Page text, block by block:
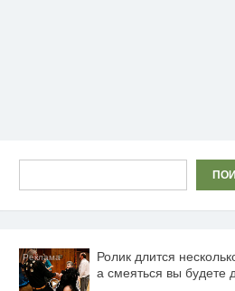
Ролик длится
а смеяться вы будете